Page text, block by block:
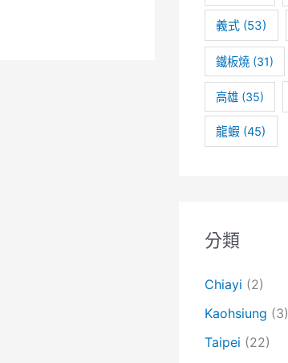
義式 (53)
鐵板燒(31)
高雄(35)
龍蝦 (45)
分類
Chiayi (2)
Kaohsiung (3)
Taipei (22)